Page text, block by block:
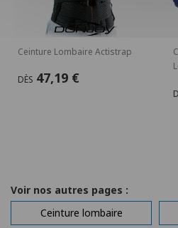
Ceinture Lombaire Actistrap
DÈS 47,19 €
Voir nos autres pages :
Ceinture lombaire